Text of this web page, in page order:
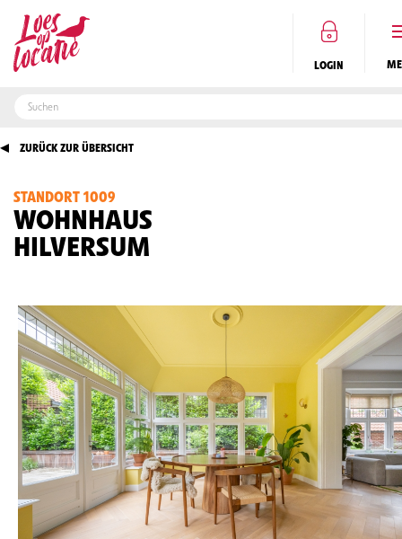
LOGIN
DE
ZURÜCK ZUR ÜBERSICHT
STANDORT 1009
WOHNHAUS
HILVERSUM